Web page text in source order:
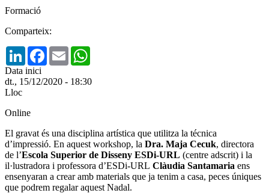
Formació
Comparteix:
LinkedInFacebook
Email
Data inici
dt., 15/12/2020 - 18:30
Lloc
Online
El gravat és una disciplina artística que utilitza la técnica
d’impressió. En aquest workshop, la Dra. Maja Cecuk, directora
de l’Escola Superior de Disseny ESDi-URL (centre adscrit) i la
il·lustradora i professora d’ESDi-URL Clàudia Santamaria ens
ensenyaran a crear amb materials que ja tenim a casa, peces úniques
que podrem regalar aquest Nadal.